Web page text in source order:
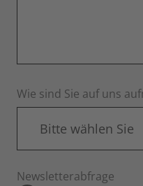
Wie sind Sie auf uns
Bitte wählen Sie
Newsletterabfrage